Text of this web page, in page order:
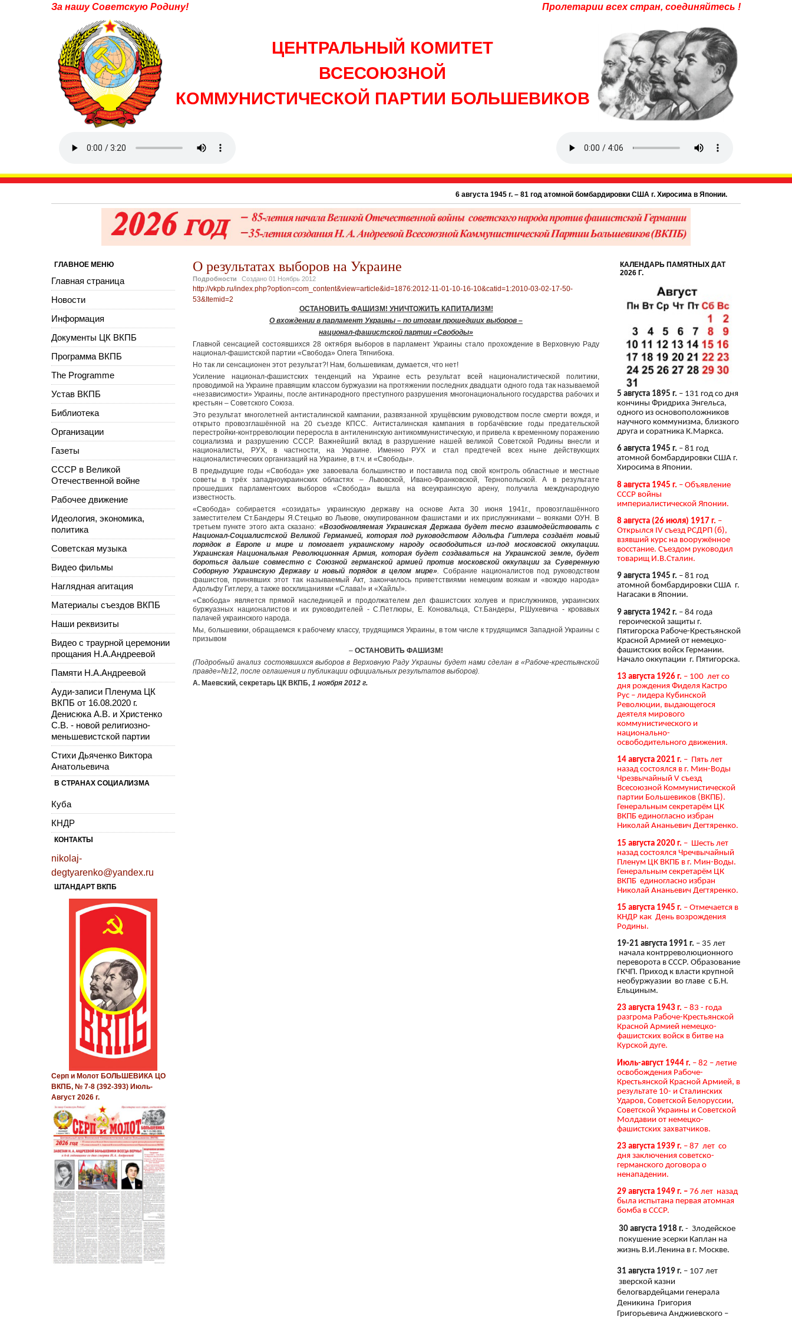
За нашу Советскую Родину! Пролетарии всех стран, соединяйтесь !
ЦЕНТРАЛЬНЫЙ КОМИТЕТ
ВСЕСОЮЗНОЙ
КОММУНИСТИЧЕСКОЙ ПАРТИИ БОЛЬШЕВИКОВ
6 августа 1945 г. – 81 год атомной бомбардировки США г. Хиросима в Японии.
О результатах выборов на Украине
Подробности Создано 01 Ноябрь 2012
http://vkpb.ru/index.php?option=com_content&view=article&id=1876:2012-11-01-10-16-10&catid=1:2010-03-02-17-50-
53&Itemid=2
ОСТАНОВИТЬ ФАШИЗМ! УНИЧТОЖИТЬ КАПИТАЛИЗМ!
О вхождении в парламент Украины – по итогам прошедших выборов –
национал-фашистской партии «Свободы»
Главной сенсацией состоявшихся 28 октября выборов в парламент Украины стало прохождение в Верховную Раду
национал-фашистской партии «Свобода» Олега Тягнибока.
Но так ли сенсационен этот результат?! Нам, большевикам, думается, что нет!
Усиление национал-фашистских тенденций на Украине есть результат всей националистической политики,
проводимой на Украине правящим классом буржуазии на протяжении последних двадцати одного года так называемой
«независимости» Украины, после антинародного преступного разрушения многонационального государства рабочих и
крестьян – Советского Союза.
Это результат многолетней антисталинской кампании, развязанной хрущёвским руководством после смерти вождя, и
открыто провозглашённой на 20 съезде КПСС. Антисталинская кампания в горбачёвские годы предательской
перестройки-контрреволюции переросла в антиленинскую антикоммунистическую, и привела к временному поражению
социализма и разрушению СССР. Важнейший вклад в разрушение нашей великой Советской Родины внесли и
националисты, РУХ, в частности, на Украине. Именно РУХ и стал предтечей всех ныне действующих
националистических организаций на Украине, в т.ч. и «Свободы».
В предыдущие годы «Свобода» уже завоевала большинство и поставила под свой контроль областные и местные
советы в трёх западноукраинских областях – Львовской, Ивано-Франковской, Тернопольской. А в результате
прошедших парламентских выборов «Свобода» вышла на всеукраинскую арену, получила международную
известность.
«Свобода» собирается «созидать» украинскую державу на основе Акта 30 июня 1941г., провозглашённого
заместителем Ст.Бандеры Я.Стецько во Львове, оккупированном фашистами и их прислужниками – вояками ОУН. В
третьем пункте этого акта сказано: «Возобновляемая Украинская Держава будет тесно взаимодействовать с
Национал-Социалистской Великой Германией, которая под руководством Адольфа Гитлера создаёт новый
порядок в Европе и мире и помогает украинскому народу освободиться из-под московской оккупации.
Украинская Национальная Революционная Армия, которая будет создаваться на Украинской земле, будет
бороться дальше совместно с Союзной германской армией против московской оккупации за Суверенную
Соборную Украинскую Державу и новый порядок в целом мире». Собрание националистов под руководством
фашистов, принявших этот так называемый Акт, закончилось приветствиями немецким воякам и «вождю народа»
Адольфу Гитлеру, а также восклицаниями «Слава!» и «Хайль!».
«Свобода» является прямой наследницей и продолжателем дел фашистских холуев и прислужников, украинских
буржуазных националистов и их руководителей - С.Петлюры, Е. Коновальца, Ст.Бандеры, Р.Шухевича - кровавых
палачей украинского народа.
Мы, большевики, обращаемся к рабочему классу, трудящимся Украины, в том числе к трудящимся Западной Украины с
призывом
– ОСТАНОВИТЬ ФАШИЗМ!
(Подробный анализ состоявшихся выборов в Верховную Раду Украины будет нами сделан в «Рабоче-крестьянской
правде»№12, после оглашения и публикации официальных результатов выборов).
А. Маевский, секретарь ЦК ВКПБ, 1 ноября 2012 г.
ГЛАВНОЕ МЕНЮ
Главная страница
Новости
Информация
Документы ЦК ВКПБ
Программа ВКПБ
The Programme
Устав ВКПБ
Библиотека
Организации
Газеты
СССР в Великой
Отечественной войне
Рабочее движение
Идеология, экономика,
политика
Советская музыка
Видео фильмы
Наглядная агитация
Материалы съездов ВКПБ
Наши реквизиты
Видео с траурной церемонии
прощания Н.А.Андреевой
Памяти Н.А.Андреевой
Ауди-записи Пленума ЦК
ВКПБ от 16.08.2020 г.
Денисюка А.В. и Христенко
С.В. - новой религиозно-
меньшевистской партии
Стихи Дьяченко Виктора
Анатольевича
В СТРАНАХ СОЦИАЛИЗМА
Куба
КНДР
КОНТАКТЫ
nikolaj-
degtyarenko@yandex.ru
ШТАНДАРТ ВКПБ
Серп и Молот БОЛЬШЕВИКА ЦО
ВКПБ, № 7-8 (392-393) Июль-
Август 2026 г.
КАЛЕНДАРЬ ПАМЯТНЫХ ДАТ
2026 Г.
5 августа 1895 г. – 131 год со дня
кончины Фридриха Энгельса,
одного из основоположников
научного коммунизма, близкого
друга и соратника К.Маркса.
6 августа 1945 г. – 81 год
атомной бомбардировки США г.
Хиросима в Японии.
8 августа 1945 г. – Объявление
СССР войны
империалистической Японии.
8 августа (26 июля) 1917 г. –
Открылся IV съезд РСДРП (б),
взявший курс на вооружённое
восстание. Съездом руководил
товарищ И.В.Сталин.
9 августа 1945 г. – 81 год
атомной бомбардировки США г.
Нагасаки в Японии.
9 августа 1942 г. – 84 года
героической защиты г.
Пятигорска Рабоче-Крестьянской
Красной Армией от немецко-
фашистских войск Германии.
Начало оккупации г. Пятигорска.
13 августа 1926 г. – 100 лет со
дня рождения Фиделя Кастро
Рус – лидера Кубинской
Революции, выдающегося
деятеля мирового
коммунистического и
национально-
освободительного движения.
14 августа 2021 г. – Пять лет
назад состоялся в г. Мин-Воды
Чрезвычайный V съезд
Всесоюзной Коммунистической
партии Большевиков (ВКПБ).
Генеральным секретарём ЦК
ВКПБ единогласно избран
Николай Ананьевич Дегтяренко.
15 августа 2020 г. – Шесть лет
назад состоялся Чречвычайный
Пленум ЦК ВКПБ в г. Мин-Воды.
Генеральным секретарём ЦК
ВКПБ единогласно избран
Николай Ананьевич Дегтяренко.
15 августа 1945 г. – Отмечается в
КНДР как День возрождения
Родины.
19-21 августа 1991 г. – 35 лет
начала контрреволюционного
переворота в СССР. Образование
ГКЧП. Приход к власти крупной
необуржуазии во главе с Б.Н.
Ельциным.
23 августа 1943 г. – 83 - года
разгрома Рабоче-Крестьянской
Красной Армией немецко-
фашистских войск в битве на
Курской дуге.
Июль-август 1944 г. – 82 – летие
освобождения Рабоче-
Крестьянской Красной Армией, в
результате 10- и Сталинских
Ударов, Советской Белоруссии,
Советской Украины и Советской
Молдавии от немецко-
фашистских захватчиков.
23 августа 1939 г. – 87 лет со
дня заключения советско-
германского договора о
ненападении.
29 августа 1949 г. – 76 лет назад
была испытана первая атомная
бомба в СССР.
30 августа 1918 г. - Злодейское
покушение эсерки Каплан на
жизнь В.И.Ленина в г. Москве.
31 августа 1919 г. – 107 лет
зверской казни
белогвардейцами генерала
Деникина Григория
Григорьевича Анджиевского –